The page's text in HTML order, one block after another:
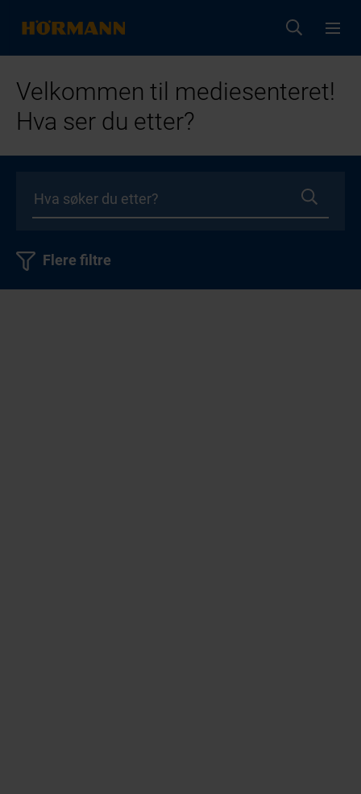
Velkommen til mediesenteret!
Hva ser du etter?
Flere filtre